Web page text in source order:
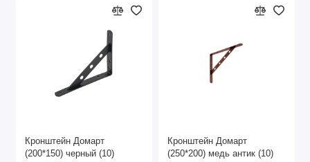
Кронштейн Домарт
(200*150) черный (10)
Кронштейн Домарт
(250*200) медь антик (10)